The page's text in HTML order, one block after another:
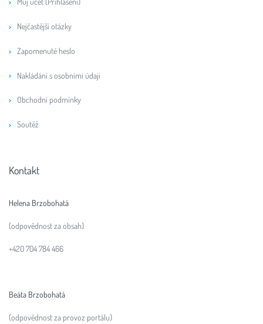
Nejčastější otázky
Zapomenuté heslo
Nakládání s osobními údaji
Obchodní podmínky
Soutěž
Kontakt
Helena Brzobohatá
(odpovědnost za obsah)
+420 704 784 466
Beáta Brzobohatá
(odpovědnost za provoz portálu)